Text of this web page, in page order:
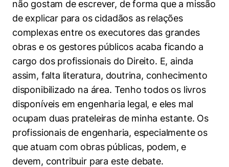
não gostam de escrever, de forma que a missão
de explicar para os cidadãos as relações
complexas entre os executores das grandes
obras e os gestores públicos acaba ficando a
cargo dos profissionais do Direito. E, ainda
assim, falta literatura, doutrina, conhecimento
disponibilizado na área. Tenho todos os livros
disponíveis em engenharia legal, e eles mal
ocupam duas prateleiras de minha estante. Os
profissionais de engenharia, especialmente os
que atuam com obras públicas, podem, e
devem, contribuir para este debate.